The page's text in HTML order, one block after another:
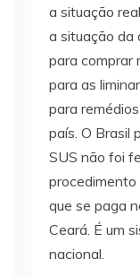
a situação
a situação da
para comprar
para as
para
país. O Brasil
SUS não foi
que se paga
Ceará. É um
nacional.